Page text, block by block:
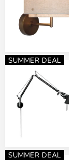
SUMMER DEAL
SUMMER DEAL